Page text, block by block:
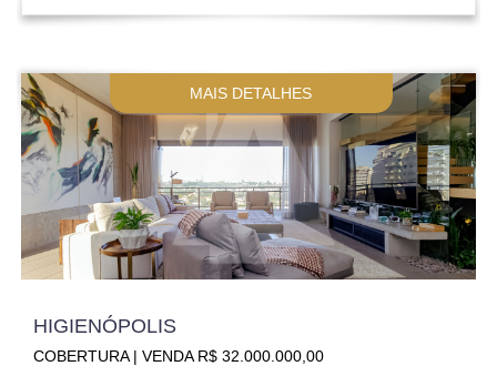
MAIS DETALHES
HIGIENÓPOLIS
COBERTURA | VENDA R$ 32.000.000,00